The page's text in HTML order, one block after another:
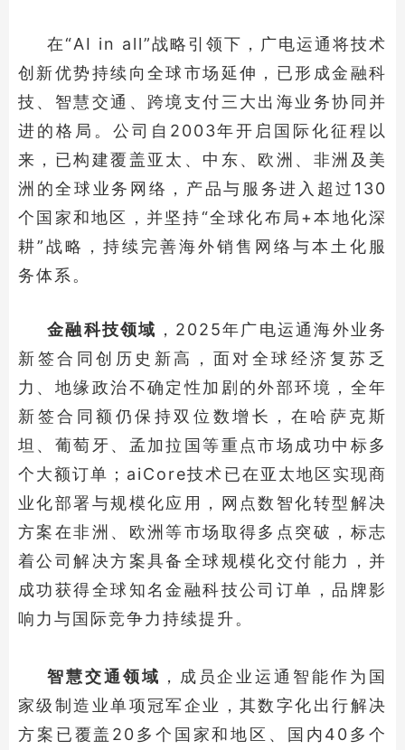
在“AI in all”战略引领下，广电运通将技术
创新优势持续向全球市场延伸，已形成金融科
技、智慧交通、跨境支付三大出海业务协同并
进的格局。公司自2003年开启国际化征程以
来，已构建覆盖亚太、中东、欧洲、非洲及美
洲的全球业务网络，产品与服务进入超过130
个国家和地区，并坚持“全球化布局+本地化深
耕”战略，持续完善海外销售网络与本土化服
务体系。
金融科技领域 ，2025年广电运通海外业务
新签合同创历史新高，面对全球经济复苏乏
力、地缘政治不确定性加剧的外部环境，全年
新签合同额仍保持双位数增长，在哈萨克斯
坦、葡萄牙、孟加拉国等重点市场成功中标多
个大额订单；aiCore技术已在亚太地区实现商
业化部署与规模化应用，网点数智化转型解决
方案在非洲、欧洲等市场取得多点突破，标志
着公司解决方案具备全球规模化交付能力，并
成功获得全球知名金融科技公司订单，品牌影
响力与国际竞争力持续提升。
智慧交通领域 ，成员企业运通智能作为国
家级制造业单项冠军企业，其数字化出行解决
方案已覆盖20多个国家和地区、国内40多个